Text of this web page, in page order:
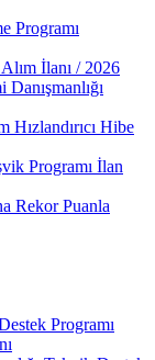
Programı
İlanı / 2026
Hızlandırıcı Hibe
Programı İlan
Rekor Puanla
Programı